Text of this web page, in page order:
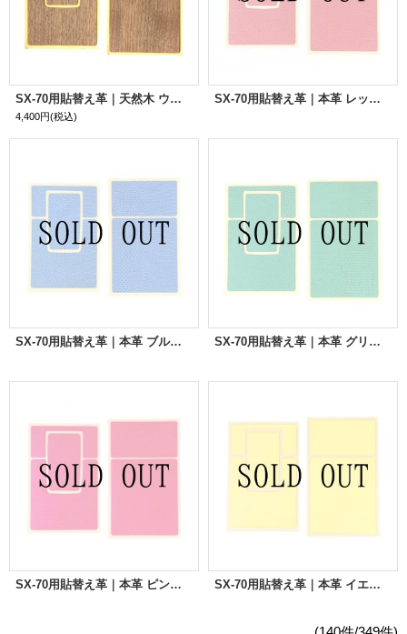
SX-70用貼替え革｜天然木 ウォールナット
4,400円(税込)
SX-70用貼替え革｜本革 レッドリザード
SX-70用貼替え革｜本革 ブルーリザード SX-70用貼替え革｜本革 グリーンリザード
SX-70用貼替え革｜本革 ピンクリザード SX-70用貼替え革｜本革 イエローリザード